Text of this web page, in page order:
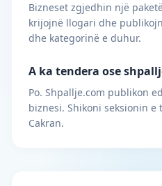
Bizneset zgjedhin një
krijojnë llogari dhe
dhe kategorinë e duhur.
A ka tendera ose
Po. Shpallje.com publikon
biznesi. Shikoni seksionin
Cakran.